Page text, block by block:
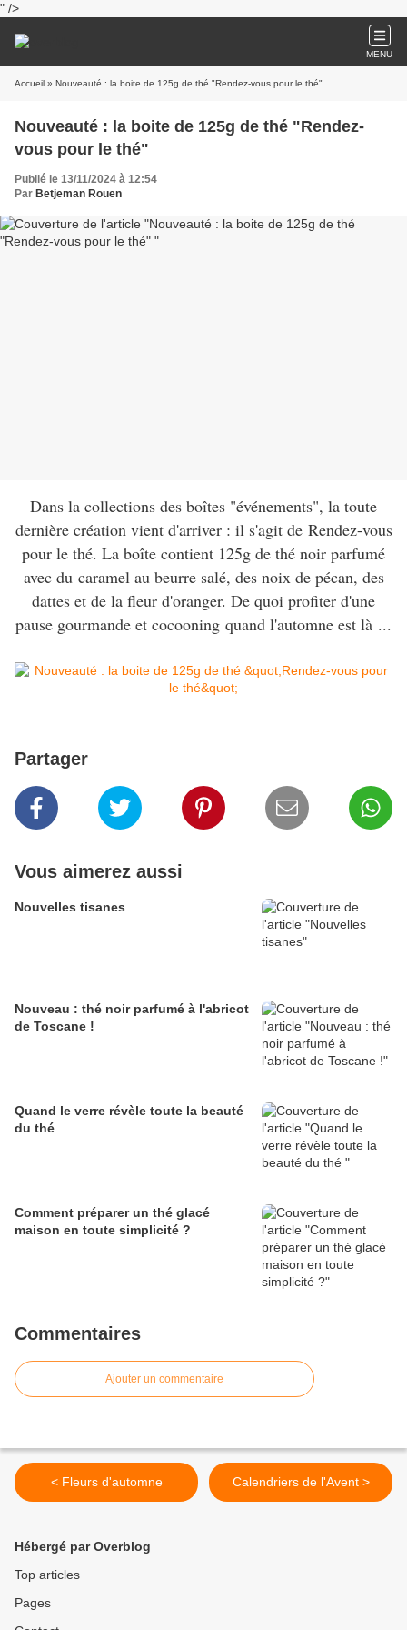
" />
MENU
Accueil » Nouveauté : la boite de 125g de thé "Rendez-vous pour le thé"
Nouveauté : la boite de 125g de thé "Rendez-
vous pour le thé"
Publié le 13/11/2024 à 12:54
Par Betjeman Rouen
Dans la collections des boîtes "événements", la toute
dernière création vient d'arriver : il s'agit de Rendez-vous
pour le thé. La boîte contient 125g de thé noir parfumé
avec du caramel au beurre salé, des noix de pécan, des
dattes et de la fleur d'oranger. De quoi profiter d'une
pause gourmande et cocooning quand l'automne est là ...
Partager
Vous aimerez aussi
Nouvelles tisanes
Nouveau : thé noir parfumé à l'abricot
de Toscane !
Quand le verre révèle toute la beauté
du thé
Comment préparer un thé glacé
maison en toute simplicité ?
Commentaires
Ajouter un commentaire
< Fleurs d'automne Calendriers de l'Avent >
Hébergé par Overblog
Top articles
Pages